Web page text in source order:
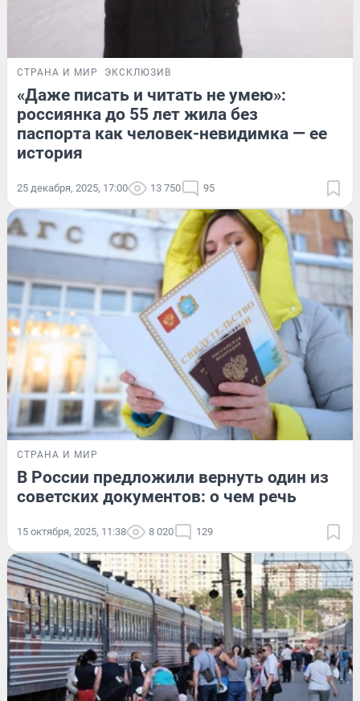
СТРАНА И МИР ЭКСКЛЮЗИВ
«Даже писать и читать не умею»:
россиянка до 55 лет жила без
паспорта как человек-невидимка — ее
история
25 декабря, 2025, 17:00 13 750 95
СТРАНА И МИР
В России предложили вернуть один из
советских документов: о чем речь
15 октября, 2025, 11:38 8 020 129